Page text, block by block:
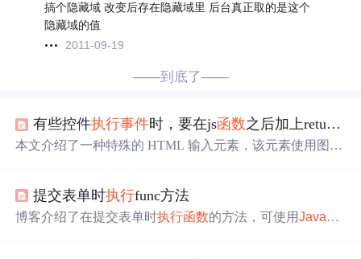
搞个隐藏域 改变后存在隐藏域里 后台真正取的是这个
隐藏域的值
2011-09-19
——到底了——
有些控件执行事件时，要在js函数之后加上return false,用来js
本文介绍了一种特殊的 HTML 输入元素，该元素使用图像
能性。
提交表单时执行func方法
博客介绍了在提交表单时执行函数的方法，可使用JavaSc